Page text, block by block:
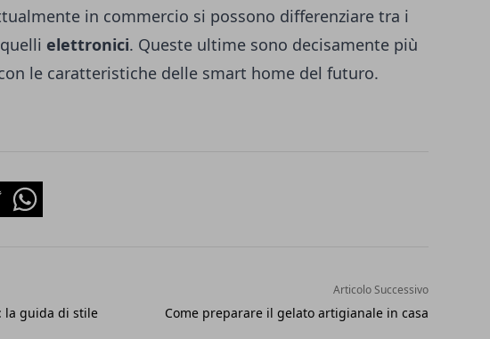
in commercio si possono differenziare tra i
elettronici. Queste ultime sono decisamente più
le caratteristiche delle smart home del futuro.
Whatsapp
la guida di stile
Articolo Successivo
Come preparare il gelato artigianale in casa